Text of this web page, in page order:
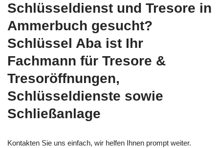
Schlüsseldienst und Tresore in
Ammerbuch gesucht?
Schlüssel Aba ist Ihr
Fachmann für Tresore &
Tresoröffnungen,
Schlüsseldienste sowie
Schließanlage
Kontakten Sie uns einfach, wir helfen Ihnen prompt weiter.